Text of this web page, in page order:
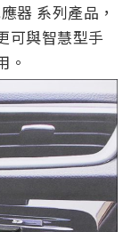
器 系列產品，
可與智慧型手
。